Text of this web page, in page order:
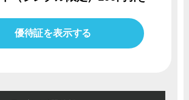
優待証を表示する